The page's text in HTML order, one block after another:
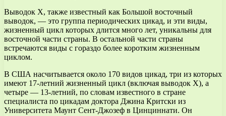
Выводок X, также известный как Большой восточный
выводок, — это группа периодических цикад, и эти виды,
жизненный цикл которых длится много лет, уникальны для
восточной части страны. В остальной части страны
встречаются виды с гораздо более коротким жизненным
циклом.
В США насчитывается около 170 видов цикад, три из которых
имеют 17-летний жизненный цикл (включая выводок X), а
четыре — 13-летний, по словам известного в стране
специалиста по цикадам доктора Джина Критски из
Университета Маунт Сент-Джозеф в Цинциннати. Он